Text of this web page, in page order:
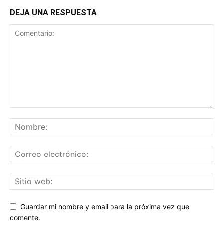
DEJA UNA RESPUESTA
Guardar mi nombre y email para la próxima vez que
comente.